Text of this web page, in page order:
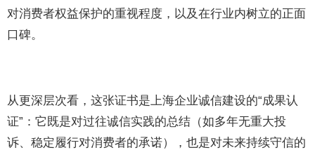
对消费者权益保护的重视程度，以及在行业内树立的正面
口碑。
从更深层次看，这张证书是上海企业诚信建设的“成果认
证”：它既是对过往诚信实践的总结（如多年无重大投
诉、稳定履行对消费者的承诺），也是对未来持续守信的